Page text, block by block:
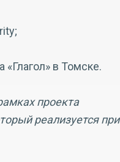
«Глагол» в Томске.
проекта
реализуется при